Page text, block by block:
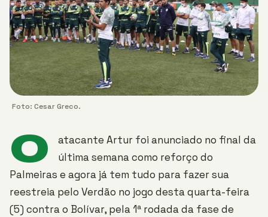
Foto: Cesar Greco.
O
atacante Artur foi anunciado no final da
última semana como reforço do
Palmeiras e agora já tem tudo para fazer sua
reestreia pelo Verdão no jogo desta quarta-feira
(5) contra o Bolívar, pela 1ª rodada da fase de